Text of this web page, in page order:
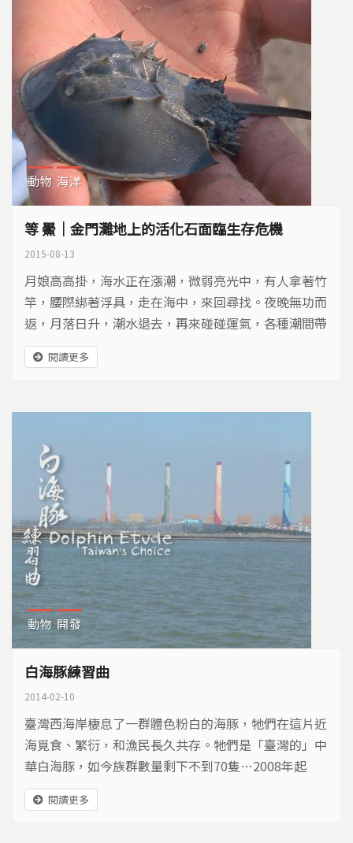
動物 海洋
等 鱟｜金門灘地上的活化石面臨生存危機
2015-08-13
月娘高高掛，海水正在漲潮，微弱亮光中，有人拿著竹
竿，腰際綁著浮具，走在海中，來回尋找。夜晚無功而
返，月落日升，潮水退去，再來碰碰運氣，各種潮間帶
生物紛紛探出頭來，退潮是牠們享用大餐的時刻。螃蟹
腳下，有種生物正蠢蠢欲動，泥濘中神秘的主角緩緩現
在潮間帶爬行，牠是鱟，早在四億五千萬年前，牠的祖
閱讀更多
動物 開發
白海豚練習曲
2014-02-10
臺灣西海岸棲息了一群體色粉白的海豚，牠們在這片近
海覓食、繁衍，和漁民長久共存。牠們是「臺灣的」中
華白海豚，如今族群數量剩下不到70隻…2008年起
「國光石化」開發案選址彰化濁水溪口濕地，計畫填海
造陸。環保團體發起搶救行動，引起全國輿論。最後
閱讀更多